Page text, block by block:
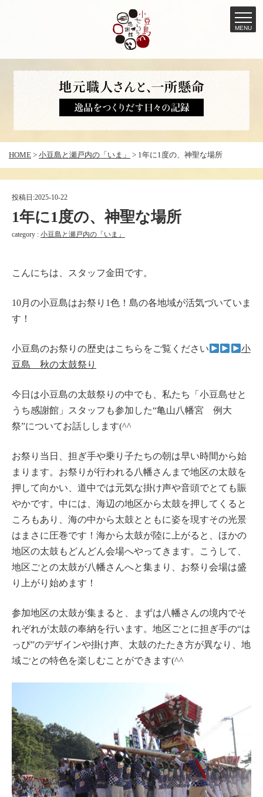
へ
MENU
HOME > 小豆島と瀬戸内の「いま」 > 1年に1度の、神聖な場所
投稿日:2025-10-22
1年に1度の、神聖な場所
category : 小豆島と瀬戸内の「いま」
こんにちは、スタッフ金田です。
10月の小豆島はお祭り1色！島の各地域が活気づいていま
す！
小豆島のお祭りの歴史はこちらをご覧ください
小
豆島 秋の太鼓祭り
今日は小豆島の太鼓祭りの中でも、私たち「小豆島せと
うち感謝館」スタッフも参加した“亀山八幡宮 例大
祭”についてお話しします(^^
お祭り当日、担ぎ手や乗り子たちの朝は早い時間から始
まります。お祭りが行われる八幡さんまで地区の太鼓を
押して向かい、道中では元気な掛け声や音頭でとても賑
やかです。中には、海辺の地区から太鼓を押してくると
ころもあり、海の中から太鼓とともに姿を現すその光景
はまさに圧巻です！海から太鼓が陸に上がると、ほかの
地区の太鼓もどんどん会場へやってきます。こうして、
地区ごとの太鼓が八幡さんへと集まり、お祭り会場は盛
り上がり始めます！
参加地区の太鼓が集まると、まずは八幡さんの境内でそ
れぞれが太鼓の奉納を行います。地区ごとに担ぎ手の“は
っぴ”のデザインや掛け声、太鼓のたたき方が異なり、地
域ごとの特色を楽しむことができます(^^